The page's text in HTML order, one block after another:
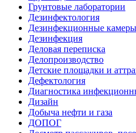
Грунтовые лаборатории
Дезинфектология
Дезинфекционные камеры
Дезинфекция
Деловая переписка
Делопроизводство
Детские площадки и
Дефектология
Диагностика
Дизайн
Добыча нефти и газа
ДОПОГ